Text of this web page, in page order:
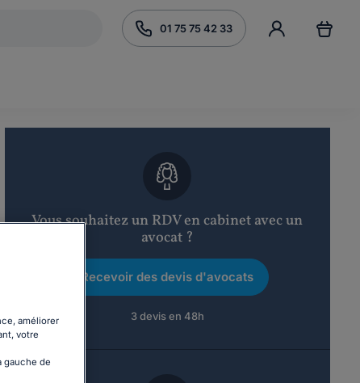
01 75 75 42 33
Vous souhaitez un RDV en cabinet avec un
avocat ?
Recevoir des devis d'avocats
3 devis en 48h
améliorer
votre
gauche de